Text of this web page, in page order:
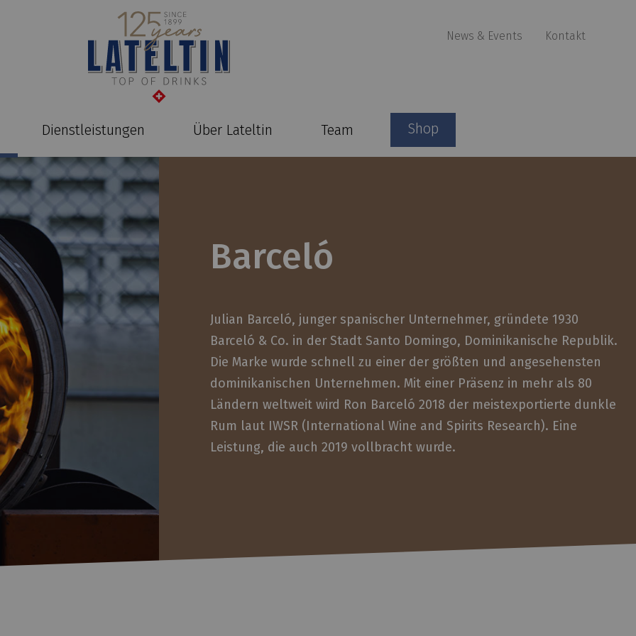
News & Events Kontakt
Dienstleistungen Über Lateltin Team Shop
Barceló
Julian Barceló, junger spanischer Unternehmer, gründete 1930
Barceló & Co. in der Stadt Santo Domingo, Dominikanische Republik.
Die Marke wurde schnell zu einer der größten und angesehensten
dominikanischen Unternehmen. Mit einer Präsenz in mehr als 80
Ländern weltweit wird Ron Barceló 2018 der meistexportierte dunkle
Rum laut IWSR (International Wine and Spirits Research). Eine
Leistung, die auch 2019 vollbracht wurde.